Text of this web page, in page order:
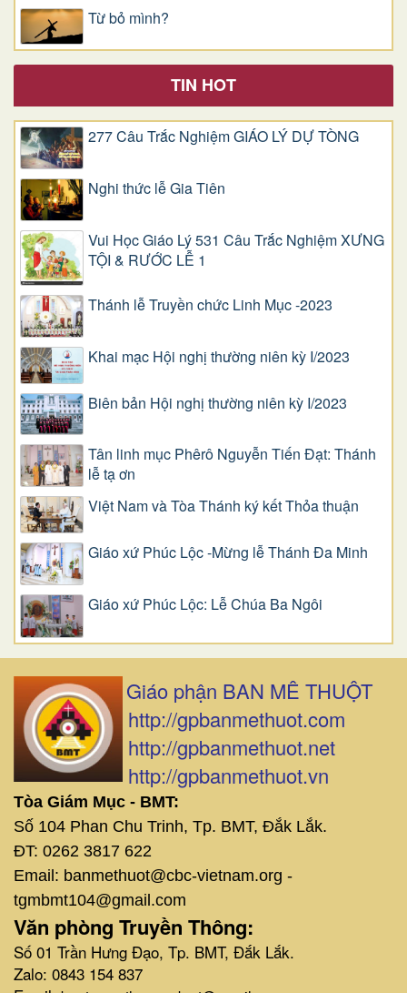
Từ bỏ mình?
TIN HOT
277 Câu Trắc Nghiệm GIÁO LÝ DỰ TÒNG
Nghi thức lễ Gia Tiên
Vui Học Giáo Lý 531 Câu Trắc Nghiệm XƯNG
TỘI & RƯỚC LỄ 1
Thánh lễ Truyền chức Linh Mục -2023
Khai mạc Hội nghị thường niên kỳ I/2023
Biên bản Hội nghị thường niên kỳ I/2023
Tân linh mục Phêrô Nguyễn Tiến Đạt: Thánh
lễ tạ ơn
Việt Nam và Tòa Thánh ký kết Thỏa thuận
Giáo xứ Phúc Lộc -Mừng lễ Thánh Đa Minh
Giáo xứ Phúc Lộc: Lễ Chúa Ba Ngôi
Giáo phận BAN MÊ THUỘT
http://gpbanmethuot.com
http://gpbanmethuot.net
http://gpbanmethuot.vn
Tòa Giám Mục - BMT:
Số 104 Phan Chu Trinh, Tp. BMT, Đắk Lắk.
ĐT: 0262 3817 622
Email: banmethuot@cbc-vietnam.org -
tgmbmt104@gmail.com
Văn phòng Truyền Thông:
Số 01 Trần Hưng Đạo, Tp. BMT, Đắk Lắk.
Zalo: 0843 154 837